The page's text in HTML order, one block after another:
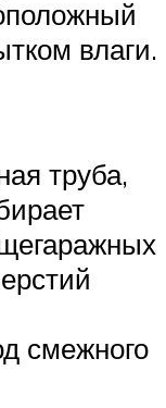
влаги.
труба,
смежного